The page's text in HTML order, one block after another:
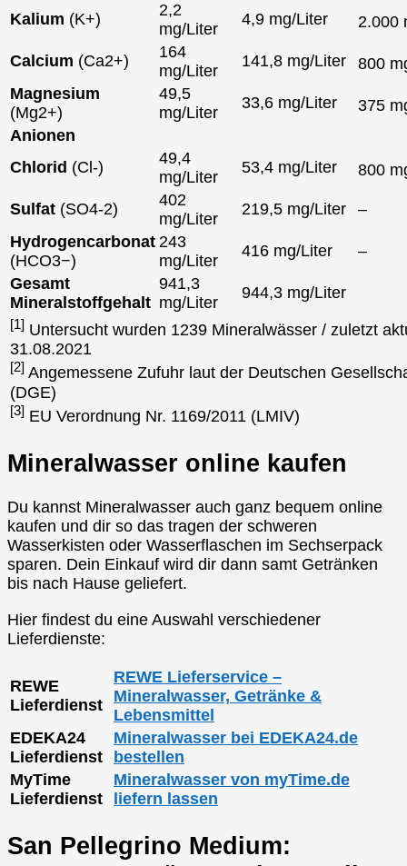
Kalium (K+)
2,2
mg/Liter
4,9 mg/Liter 2.000
Calcium (Ca2+)
164
mg/Liter
141,8 mg/Liter
800
Magnesium
(Mg2+)
49,5
mg/Liter
33,6 mg/Liter
375
Anionen
Chlorid (Cl-)
49,4
mg/Liter
53,4 mg/Liter 800
Sulfat (SO4-2)
402
mg/Liter
219,5 mg/Liter
–
Hydrogencarbonat
(HCO3−)
243
mg/Liter
416 mg/Liter
–
Gesamt
Mineralstoffgehalt
941,3
mg/Liter
944,3 mg/Liter
[1] Untersucht wurden 1239 Mineralwässer / zuletzt
31.08.2021
[2] Angemessene Zufuhr laut der Deutschen
(DGE)
[3] EU Verordnung Nr. 1169/2011 (LMIV)
Mineralwasser online kaufen
Du kannst Mineralwasser auch ganz bequem online
kaufen und dir so das tragen der schweren
Wasserkisten oder Wasserflaschen im Sechserpack
sparen. Dein Einkauf wird dir dann samt Getränken
bis nach Hause geliefert.
Hier findest du eine Auswahl verschiedener
Lieferdienste:
REWE
Lieferdienst
REWE Lieferservice –
Mineralwasser, Getränke &
Lebensmittel
EDEKA24
Lieferdienst
Mineralwasser bei EDEKA24.de
bestellen
MyTime
Lieferdienst
Mineralwasser von myTime.de
liefern lassen
San Pellegrino Medium: